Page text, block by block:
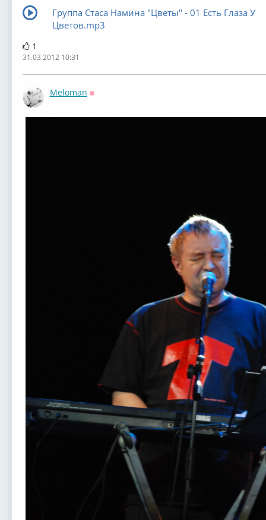
Группа Стаса Намина "Цветы" - 01 Есть Глаза У
Цветов.mp3
1
31.03.2012 10:31
Meloman